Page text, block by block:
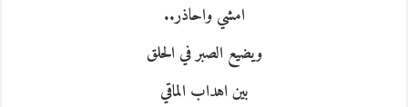
امشي واحاذر..
ويضيع الصبر في الحلق
بين اهداب الماقي